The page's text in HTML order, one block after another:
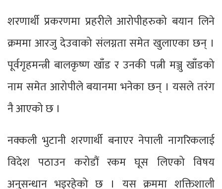
शरणार्थी प्रकरणमा प्रहरीले आरोपीहरुको बयान लिने
क्रममा आरजु देउवाको संलग्नता समेत खुलाएका छन् ।
पूर्वगृहमन्त्री बालकृष्ण खाँड र उनकी पत्नी मञ्जु खाँडको
नाम समेत आरोपीले बयानमा भनेका छन् । यसले तरंग
नै आएको छ ।
नक्कली भुटानी शरणार्थी बनाएर नेपाली नागरिकलाई
विदेश पठाउन करोडौं रकम घूस लिएको विषय
अनुसन्धान भइरहेको छ । यस क्रममा शक्तिशाली